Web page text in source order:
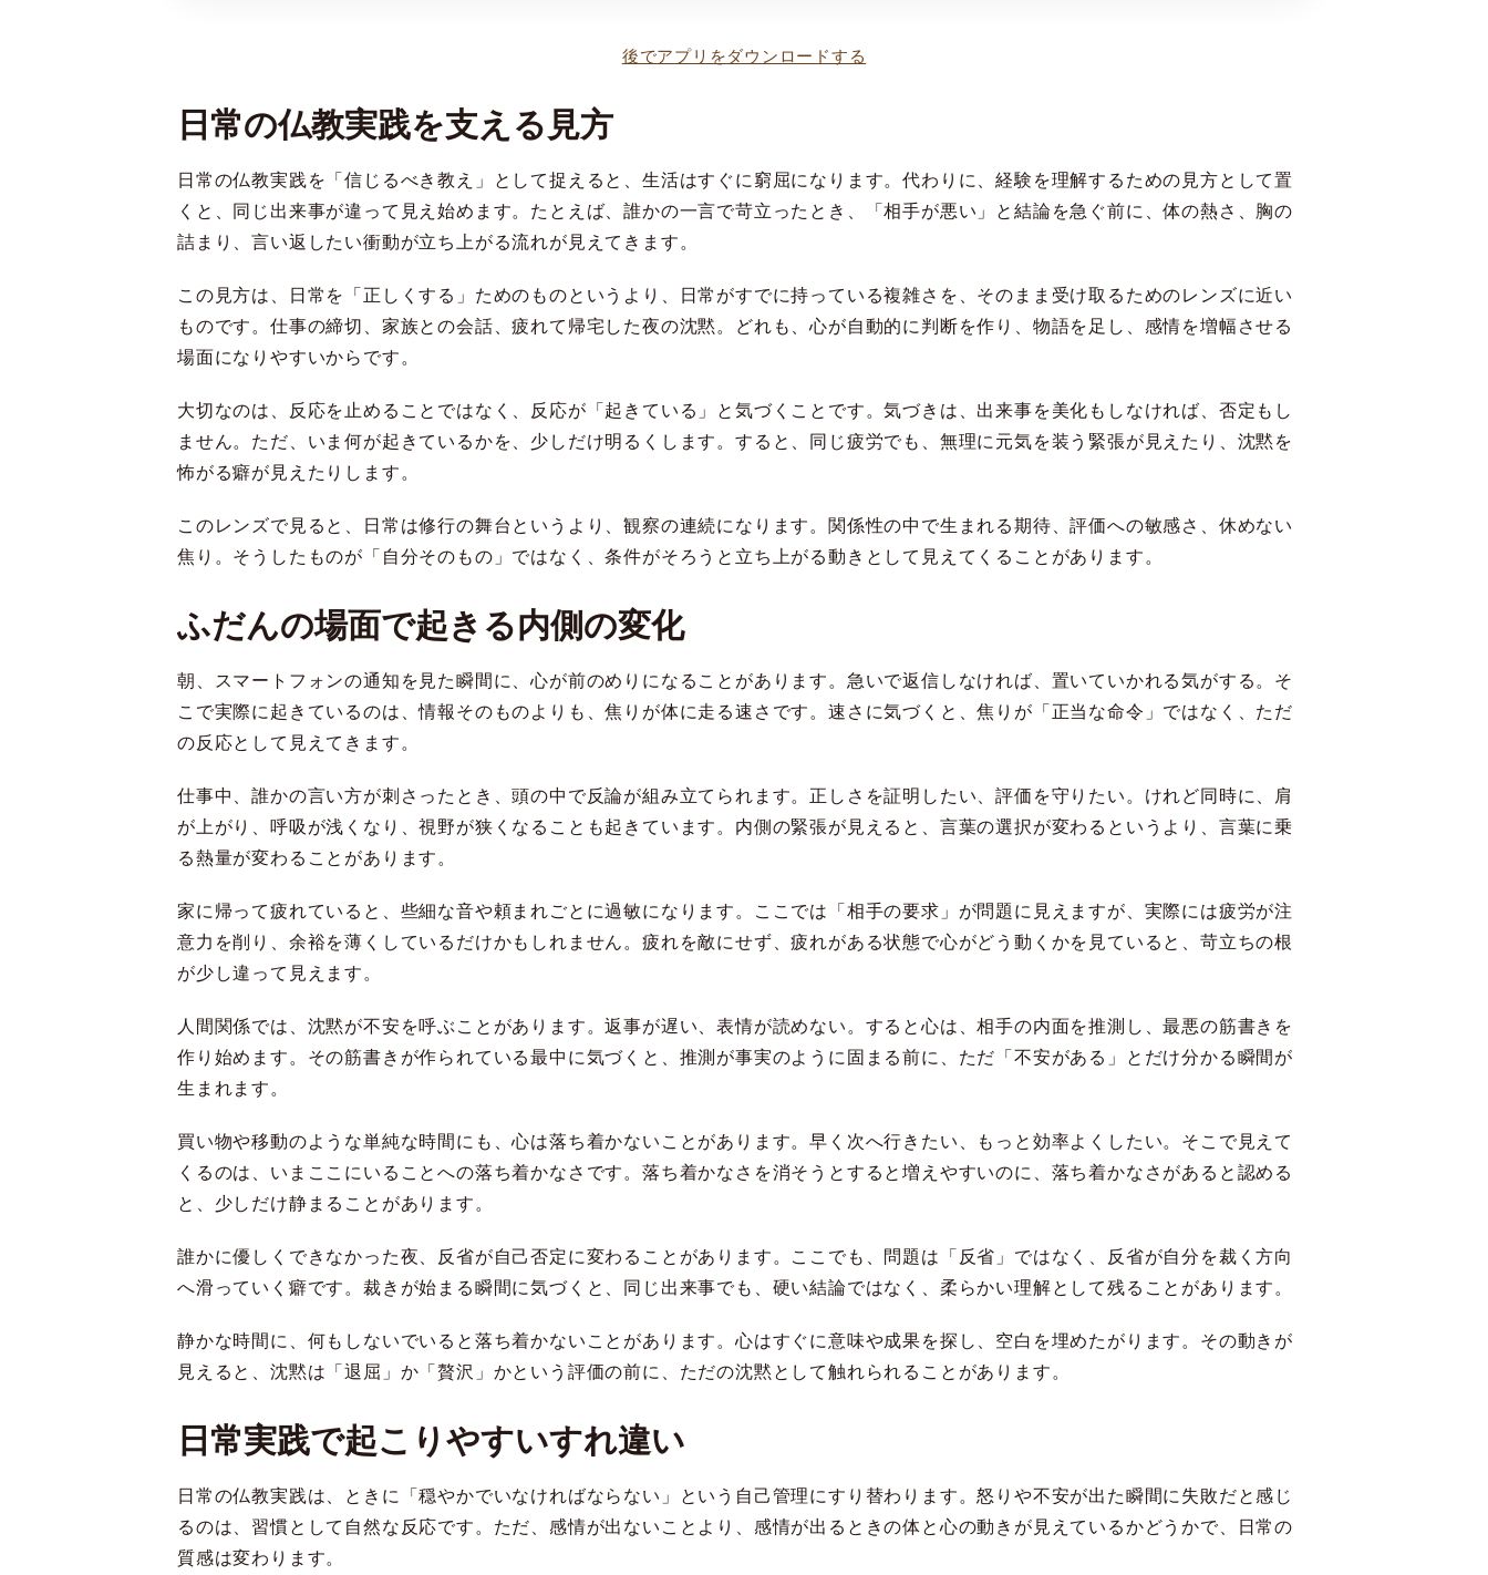
後でアプリをダウンロードする
日常の仏教実践を支える見方
日常の仏教実践を「信じるべき教え」として捉えると、生活はすぐに窮屈になります。代わりに、経験を理解するための見方として置
くと、同じ出来事が違って見え始めます。たとえば、誰かの一言で苛立ったとき、「相手が悪い」と結論を急ぐ前に、体の熱さ、胸の
詰まり、言い返したい衝動が立ち上がる流れが見えてきます。
この見方は、日常を「正しくする」ためのものというより、日常がすでに持っている複雑さを、そのまま受け取るためのレンズに近い
ものです。仕事の締切、家族との会話、疲れて帰宅した夜の沈黙。どれも、心が自動的に判断を作り、物語を足し、感情を増幅させる
場面になりやすいからです。
大切なのは、反応を止めることではなく、反応が「起きている」と気づくことです。気づきは、出来事を美化もしなければ、否定もし
ません。ただ、いま何が起きているかを、少しだけ明るくします。すると、同じ疲労でも、無理に元気を装う緊張が見えたり、沈黙を
怖がる癖が見えたりします。
このレンズで見ると、日常は修行の舞台というより、観察の連続になります。関係性の中で生まれる期待、評価への敏感さ、休めない
焦り。そうしたものが「自分そのもの」ではなく、条件がそろうと立ち上がる動きとして見えてくることがあります。
ふだんの場面で起きる内側の変化
朝、スマートフォンの通知を見た瞬間に、心が前のめりになることがあります。急いで返信しなければ、置いていかれる気がする。そ
こで実際に起きているのは、情報そのものよりも、焦りが体に走る速さです。速さに気づくと、焦りが「正当な命令」ではなく、ただ
の反応として見えてきます。
仕事中、誰かの言い方が刺さったとき、頭の中で反論が組み立てられます。正しさを証明したい、評価を守りたい。けれど同時に、肩
が上がり、呼吸が浅くなり、視野が狭くなることも起きています。内側の緊張が見えると、言葉の選択が変わるというより、言葉に乗
る熱量が変わることがあります。
家に帰って疲れていると、些細な音や頼まれごとに過敏になります。ここでは「相手の要求」が問題に見えますが、実際には疲労が注
意力を削り、余裕を薄くしているだけかもしれません。疲れを敵にせず、疲れがある状態で心がどう動くかを見ていると、苛立ちの根
が少し違って見えます。
人間関係では、沈黙が不安を呼ぶことがあります。返事が遅い、表情が読めない。すると心は、相手の内面を推測し、最悪の筋書きを
作り始めます。その筋書きが作られている最中に気づくと、推測が事実のように固まる前に、ただ「不安がある」とだけ分かる瞬間が
生まれます。
買い物や移動のような単純な時間にも、心は落ち着かないことがあります。早く次へ行きたい、もっと効率よくしたい。そこで見えて
くるのは、いまここにいることへの落ち着かなさです。落ち着かなさを消そうとすると増えやすいのに、落ち着かなさがあると認める
と、少しだけ静まることがあります。
誰かに優しくできなかった夜、反省が自己否定に変わることがあります。ここでも、問題は「反省」ではなく、反省が自分を裁く方向
へ滑っていく癖です。裁きが始まる瞬間に気づくと、同じ出来事でも、硬い結論ではなく、柔らかい理解として残ることがあります。
静かな時間に、何もしないでいると落ち着かないことがあります。心はすぐに意味や成果を探し、空白を埋めたがります。その動きが
見えると、沈黙は「退屈」か「贅沢」かという評価の前に、ただの沈黙として触れられることがあります。
日常実践で起こりやすいすれ違い
日常の仏教実践は、ときに「穏やかでいなければならない」という自己管理にすり替わります。怒りや不安が出た瞬間に失敗だと感じ
るのは、習慣として自然な反応です。ただ、感情が出ないことより、感情が出るときの体と心の動きが見えているかどうかで、日常の
質感は変わります。